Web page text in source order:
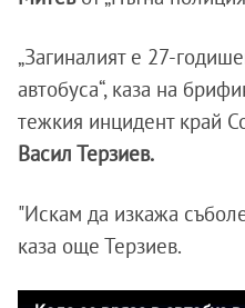
„Загиналият е 27-
автобуса“, каза на
тежкия инцидент край
Васил Терзиев.
"Искам да изкажа
каза още Терзиев.